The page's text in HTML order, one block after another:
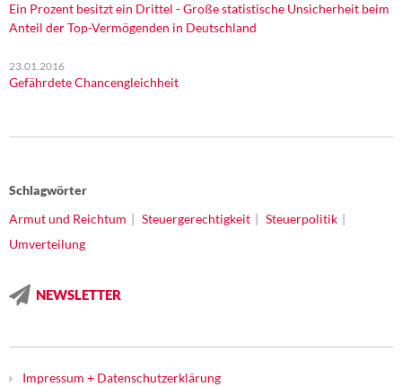
Ein Prozent besitzt ein Drittel - Große statistische Unsicherheit beim
Anteil der Top-Vermögenden in Deutschland
23.01.2016
Gefährdete Chancengleichheit
Schlagwörter
Armut und Reichtum
Steuergerechtigkeit
Steuerpolitik
Umverteilung
NEWSLETTER
Impressum + Datenschutzerklärung